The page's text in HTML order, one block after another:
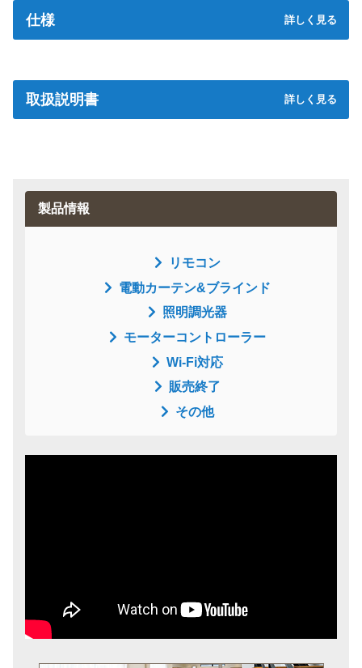
仕様
取扱説明書
製品情報
リモコン
電動カーテン&ブラインド
照明調光器
モーターコントローラー
Wi-Fi対応
販売終了
その他